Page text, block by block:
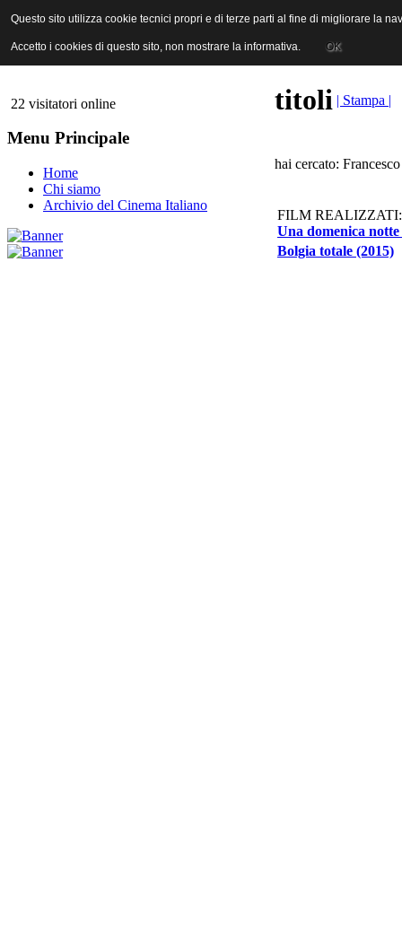
ANICA | Associazione Nazionale Industrie Cinematografiche
22 visitatori online
Menu Principale
Home
Chi siamo
Archivio del Cinema Italiano
titoli | Stampa |
hai cercato:
FILM REALIZZATI:
Una domenica notte
Bolgia totale (2015)
Questo sito utilizza cookie tecnici propri e di terze parti al fine di migliorare la
Accetto i cookies di questo sito, non mostrare la informativa. OK
Questo sito utilizza cookie tecnici propri e di terze parti al fine di migliorare la
Accetto i cookies di questo sito, non mostrare la informativa. OK